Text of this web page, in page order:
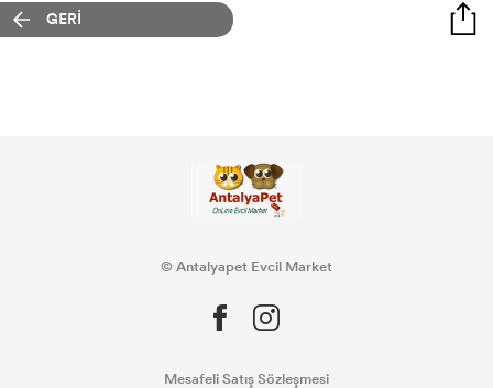
GERİ
© Antalyapet Evcil Market
Mesafeli Satış Sözleşmesi